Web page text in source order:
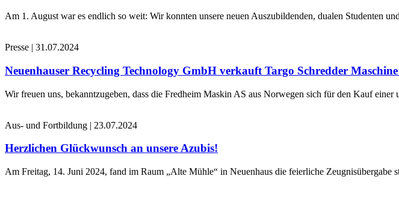
Am 1. August war es endlich so weit: Wir konnten unsere neuen Auszubildenden, dualen Studenten
Presse | 31.07.2024
Neuenhauser Recycling Technology GmbH verkauft Targo Schredder
Wir freuen uns, bekanntzugeben, dass die Fredheim Maskin AS aus Norwegen sich für den Kauf einer
Aus- und Fortbildung | 23.07.2024
Herzlichen Glückwunsch an unsere Azubis!
Am Freitag, 14. Juni 2024, fand im Raum „Alte Mühle“ in Neuenhaus die feierliche Zeugnisübergabe